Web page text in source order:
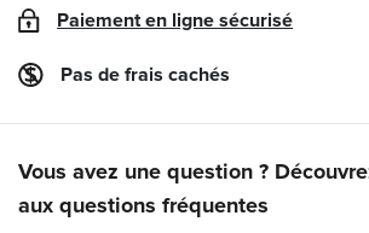
Paiement en ligne sécurisé
Pas de frais cachés
Vous avez une question ?
aux questions fréquentes